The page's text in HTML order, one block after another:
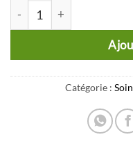
quantité de
Catégorie :